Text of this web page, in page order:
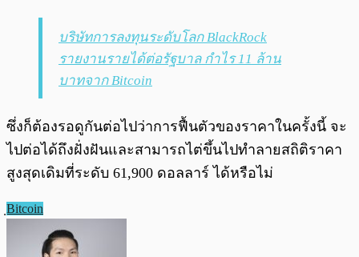
บริษัทการลงทุนระดับโลก BlackRock
รายงานรายได้ต่อรัฐบาล กำไร 11 ล้าน
บาทจาก Bitcoin
ซึ่งก็ต้องรอดูกันต่อไปว่าการฟื้นตัวของราคาในครั้งนี้ จะ
ไปต่อได้ถึงฝั่งฝันและสามารถไต่ขึ้นไปทำลายสถิติราคา
สูงสุดเดิมที่ระดับ 61,900 ดอลลาร์ ได้หรือไม่
ฺBitcoin